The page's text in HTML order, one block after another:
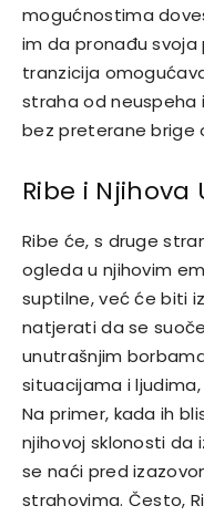
mogućnostima
im da pronađu
tranzicija
straha od neuspeha
bez preterane brige
Ribe i
Ribe će, s druge
ogleda u njihovim
suptilne, već će biti
natjerati da se
unutrašnjim
situacijama i
Na primer, kada ih
njihovoj sklonosti da
se naći pred
strahovima. Često,